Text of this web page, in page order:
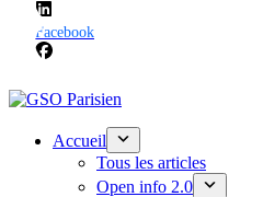
Facebook
Accueil
Tous les articles
Open info 2.0